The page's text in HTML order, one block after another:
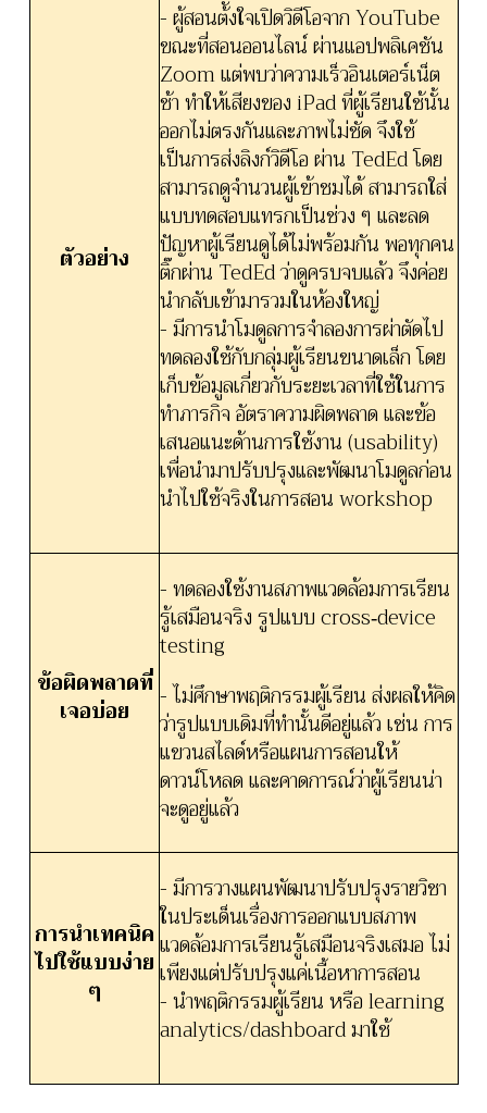
ตัวอย่าง
- ผู้สอนต้ังใจเปิดวิดีโอจาก YouTube
ขณะที่สอนออนไลน์ ผ่านแอปพลิเคชัน
Zoom แต่พบว่าความเร็วอินเตอร์เน็ต
ช้า ทำให้เสียงของ iPad ที่ผู้เรียนใช้นั้น
ออกไม่ตรงกันและภาพไม่ชัด จึงใช้
เป็นการส่งลิงก์วิดีโอ ผ่าน TedEd โดย
สามารถดูจำนวนผู้เข้าชมได้ สามารถใส่
แบบทดสอบแทรกเป็นช่วง ๆ และลด
ปัญหาผู้เรียนดูได้ไม่พร้อมกัน พอทุกคน
ติ๊กผ่าน TedEd ว่าดูครบจบแล้ว จึงค่อย
นำกลับเข้ามารวมในห้องใหญ่
- มีการนำโมดูลการจำลองการผ่าตัดไป
ทดลองใช้กับกลุ่มผู้เรียนขนาดเล็ก โดย
เก็บข้อมูลเกี่ยวกับระยะเวลาที่ใช้ในการ
ทำภารกิจ อัตราความผิดพลาด และข้อ
เสนอแนะด้านการใช้งาน (usability)
เพื่อนำมาปรับปรุงและพัฒนาโมดูลก่อน
นำไปใช้จริงในการสอน workshop
ข้อผิดพลาดที่
เจอบ่อย
- ทดลองใช้งานสภาพแวดล้อมการเรียน
รู้เสมือนจริง รูปแบบ cross‑device
testing
- ไม่ศึกษาพฤติกรรมผู้เรียน ส่งผลให้คิด
ว่ารูปแบบเดิมที่ทำนั้นดีอยู่แล้ว เช่น การ
แขวนสไลด์หรือแผนการสอนให้
ดาวน์โหลด และคาดการณ์ว่าผู้เรียนน่า
จะดูอยู่แล้ว
การนำเทคนิค
ไปใช้แบบง่าย
ๆ
- มีการวางแผนพัฒนาปรับปรุงรายวิชา
ในประเด็นเรื่องการออกแบบสภาพ
แวดล้อมการเรียนรู้เสมือนจริงเสมอ ไม่
เพียงแต่ปรับปรุงแค่เนื้อหาการสอน
- นำพฤติกรรมผู้เรียน หรือ learning
analytics/dashboard มาใช้